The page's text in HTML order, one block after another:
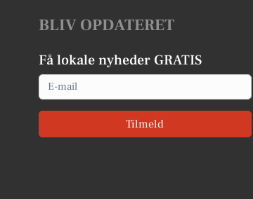
BLIV OPDATERET
Få lokale nyheder GRATIS
Email
Tilmeld